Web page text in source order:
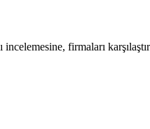
firmaları